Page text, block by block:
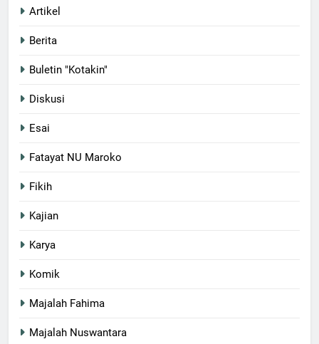
Artikel
Berita
Buletin "Kotakin"
Diskusi
Esai
Fatayat NU Maroko
Fikih
Kajian
Karya
Komik
Majalah Fahima
Majalah Nuswantara